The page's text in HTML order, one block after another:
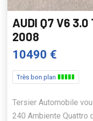
AUDI Q7 V6
2008
10490 €
Très bon plan
Tersier Automobile
240 Ambiente Quattro